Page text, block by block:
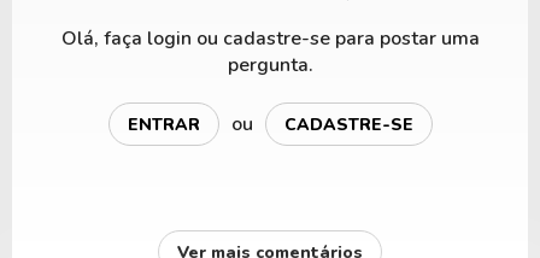
Olá, faça login ou cadastre-se para postar uma
pergunta.
ENTRAR ou CADASTRE-SE
Ver mais comentários